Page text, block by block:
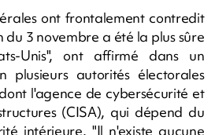
ont frontalement contredit
du 3 novembre a été la plus sûre
Unis", ont affirmé dans un
plusieurs autorités électorales
l'agence de cybersécurité et
(CISA), qui dépend du
intérieure. "Il n'existe aucune